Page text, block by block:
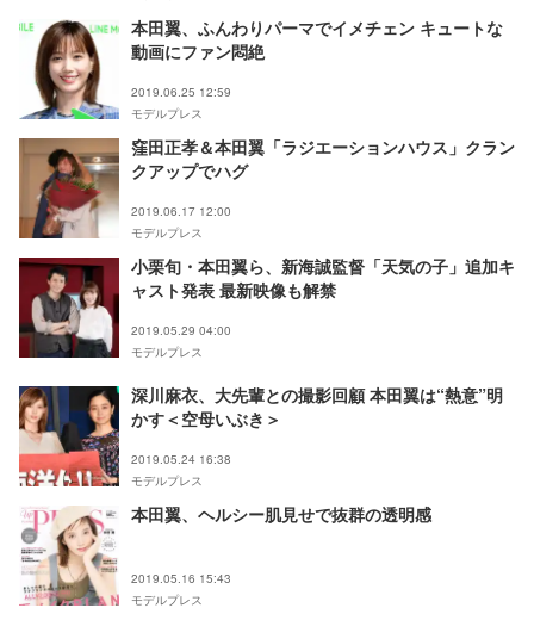
本田翼、ふんわりパーマでイメチェン キュートな
動画にファン悶絶
2019.06.25 12:59
モデルプレス
窪田正孝＆本田翼「ラジエーションハウス」クラン
クアップでハグ
2019.06.17 12:00
モデルプレス
小栗旬・本田翼ら、新海誠監督「天気の子」追加キ
ャスト発表 最新映像も解禁
2019.05.29 04:00
モデルプレス
深川麻衣、大先輩との撮影回顧 本田翼は“熱意”明
かす＜空母いぶき＞
2019.05.24 16:38
モデルプレス
本田翼、ヘルシー肌見せで抜群の透明感
2019.05.16 15:43
モデルプレス